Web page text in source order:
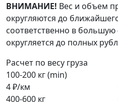
ВНИМАНИЕ! Вес и объем
округляются до
соответственно в большую
округляется до полных
Расчет по весу груза
100-200 кг (min)
4 ₽/км
400-600 кг